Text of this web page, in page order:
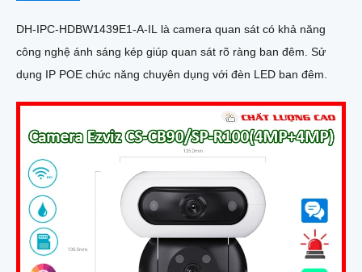
DH-IPC-HDBW1439E1-A-IL là camera quan sát có khả năng
công nghệ ánh sáng kép giúp quan sát rõ ràng ban đêm. Sử
dụng IP POE chức năng chuyên dụng với đèn LED ban đêm.